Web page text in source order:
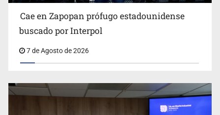
Descartan riesgo tras reportes de olor a gas en tres
Cae en Zapopan prófugo estadounidense
buscado por Interpol
7 de Agosto de 2026